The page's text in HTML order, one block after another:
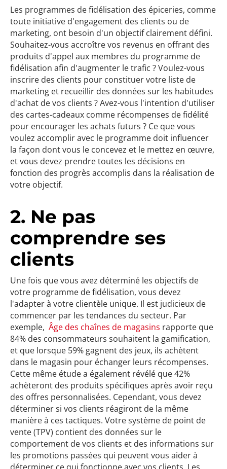
Les programmes de fidélisation des épiceries, comme
toute initiative d'engagement des clients ou de
marketing, ont besoin d'un objectif clairement défini.
Souhaitez-vous accroître vos revenus en offrant des
produits d'appel aux membres du programme de
fidélisation afin d'augmenter le trafic ? Voulez-vous
inscrire des clients pour constituer votre liste de
marketing et recueillir des données sur les habitudes
d'achat de vos clients ? Avez-vous l'intention d'utiliser
des cartes-cadeaux comme récompenses de fidélité
pour encourager les achats futurs ? Ce que vous
voulez accomplir avec le programme doit influencer
la façon dont vous le concevez et le mettez en œuvre,
et vous devez prendre toutes les décisions en
fonction des progrès accomplis dans la réalisation de
votre objectif.
2. Ne pas
comprendre ses
clients
Une fois que vous avez déterminé les objectifs de
votre programme de fidélisation, vous devez
l'adapter à votre clientèle unique. Il est judicieux de
commencer par les tendances du secteur. Par
exemple, Âge des chaînes de magasins rapporte que
84% des consommateurs souhaitent la gamification,
et que lorsque 59% gagnent des jeux, ils achètent
dans le magasin pour échanger leurs récompenses.
Cette même étude a également révélé que 42%
achèteront des produits spécifiques après avoir reçu
des offres personnalisées. Cependant, vous devez
déterminer si vos clients réagiront de la même
manière à ces tactiques. Votre système de point de
vente (TPV) contient des données sur le
comportement de vos clients et des informations sur
les promotions passées qui peuvent vous aider à